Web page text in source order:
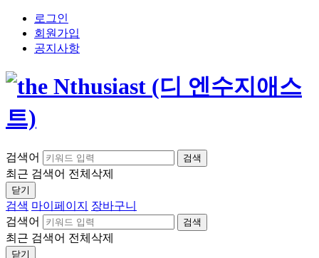
로그인
회원가입
공지사항
검색어 검색
최근 검색어 전체삭제
닫기
검색 마이페이지
장바구니
검색어
검색
최근 검색어 전체삭제
닫기